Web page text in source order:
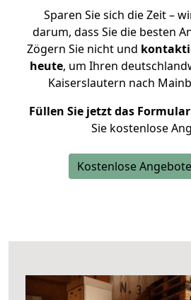
Sparen Sie sich die Zeit –
darum, dass Sie die besten
Zögern Sie nicht und
heute, um Ihren
Kaiserslautern nach
Füllen Sie jetzt das
Sie kostenlose
Kostenlose